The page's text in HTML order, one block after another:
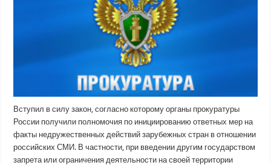
Вступил в силу закон, согласно которому органы прокуратуры
России получили полномочия по инициированию ответных мер на
факты недружественных действий зарубежных стран в отношении
российских СМИ. В частности, при введении другим государством
запрета или ограничения деятельности на своей территории